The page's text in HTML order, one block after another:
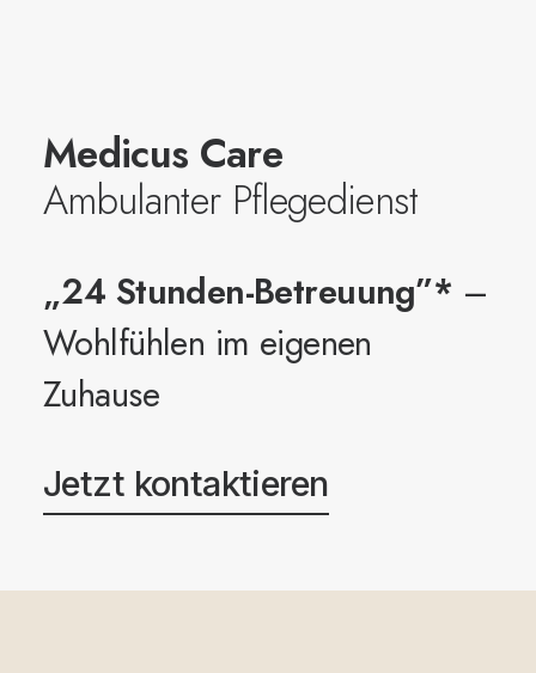
Medicus Care
Ambulanter Pflegedienst
„24 Stunden-Betreuung”* –
Wohlfühlen im eigenen
Zuhause
Jetzt kontaktieren